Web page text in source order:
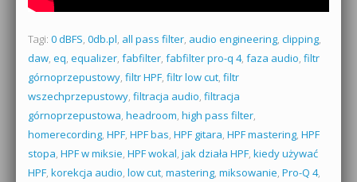
Tagi: 0 dBFS, 0db.pl, all pass filter, audio engineering, clipping,
daw, eq, equalizer, fabfilter, fabfilter pro-q 4, faza audio, filtr
górnoprzepustowy, filtr HPF, filtr low cut, filtr
wszechprzepustowy, filtracja audio, filtracja
górnoprzepustowa, headroom, high pass filter,
homerecording, HPF, HPF bas, HPF gitara, HPF mastering, HPF
stopa, HPF w miksie, HPF wokal, jak działa HPF, kiedy używać
HPF, korekcja audio, low cut, mastering, miksowanie, Pro-Q 4,